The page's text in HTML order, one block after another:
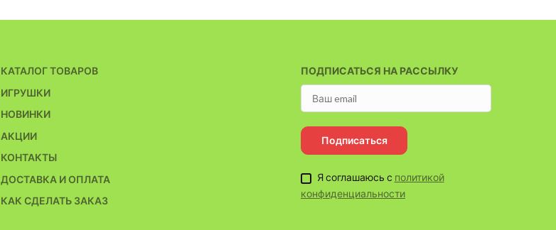
КАТАЛОГ ТОВАРОВ
ИГРУШКИ
НОВИНКИ
АКЦИИ
КОНТАКТЫ
ДОСТАВКА И ОПЛАТА
КАК СДЕЛАТЬ ЗАКАЗ
ПОДПИСАТЬСЯ НА РАССЫЛКУ
Подписаться
Я соглашаюсь с политикой
конфиденциальности